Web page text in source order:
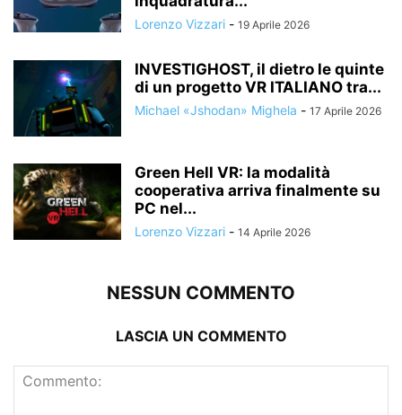
Lorenzo Vizzari - 19 Aprile 2026
INVESTIGHOST, il dietro le quinte
di un progetto VR ITALIANO tra...
Michael «Jshodan» Mighela - 17 Aprile 2026
Green Hell VR: la modalità
cooperativa arriva finalmente su
PC nel...
Lorenzo Vizzari - 14 Aprile 2026
NESSUN COMMENTO
LASCIA UN COMMENTO